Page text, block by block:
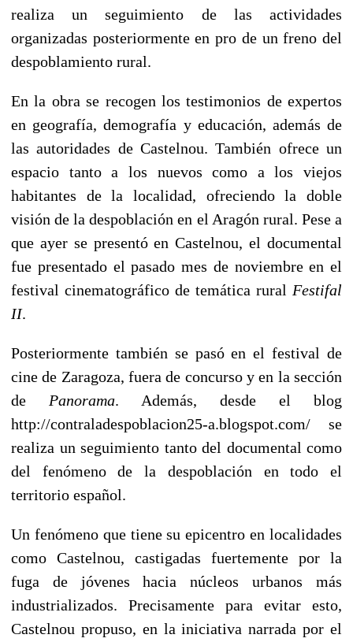
realiza un seguimiento de las actividades
organizadas posteriormente en pro de un freno del
despoblamiento rural.
En la obra se recogen los testimonios de expertos
en geografía, demografía y educación, además de
las autoridades de Castelnou. También ofrece un
espacio tanto a los nuevos como a los viejos
habitantes de la localidad, ofreciendo la doble
visión de la despoblación en el Aragón rural. Pese a
que ayer se presentó en Castelnou, el documental
fue presentado el pasado mes de noviembre en el
festival cinematográfico de temática rural Festifal
II.
Posteriormente también se pasó en el festival de
cine de Zaragoza, fuera de concurso y en la sección
de Panorama. Además, desde el blog
http://contraladespoblacion25-a.blogspot.com/ se
realiza un seguimiento tanto del documental como
del fenómeno de la despoblación en todo el
territorio español.
Un fenómeno que tiene su epicentro en localidades
como Castelnou, castigadas fuertemente por la
fuga de jóvenes hacia núcleos urbanos más
industrializados. Precisamente para evitar esto,
Castelnou propuso, en la iniciativa narrada por el